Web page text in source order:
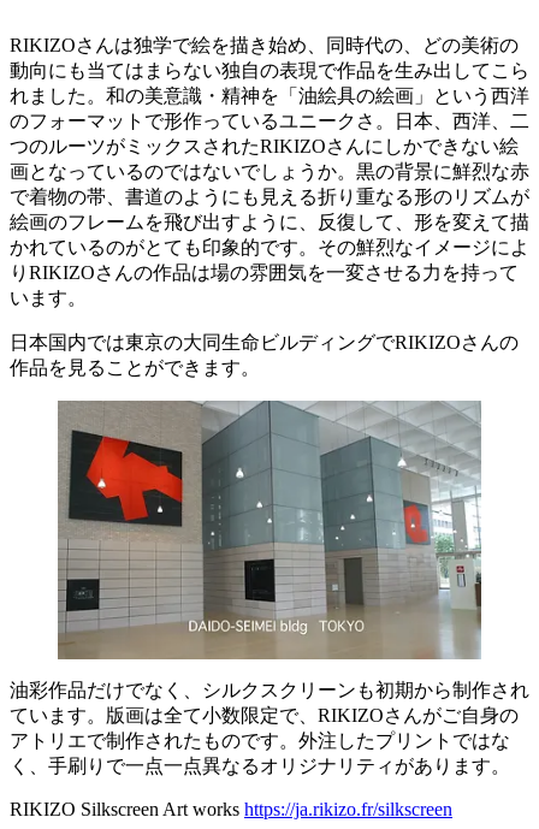
RIKIZOさんは独学で絵を描き始め、同時代の、どの美術の
動向にも当てはまらない独自の表現で作品を生み出してこら
れました。和の美意識・精神を「油絵具の絵画」という西洋
のフォーマットで形作っているユニークさ。日本、西洋、二
つのルーツがミックスされたRIKIZOさんにしかできない絵
画となっているのではないでしょうか。黒の背景に鮮烈な赤
で着物の帯、書道のようにも見える折り重なる形のリズムが
絵画のフレームを飛び出すように、反復して、形を変えて描
かれているのがとても印象的です。その鮮烈なイメージによ
りRIKIZOさんの作品は場の雰囲気を一変させる力を持って
います。
日本国内では東京の大同生命ビルディングでRIKIZOさんの
作品を見ることができます。
油彩作品だけでなく、シルクスクリーンも初期から制作され
ています。版画は全て小数限定で、RIKIZOさんがご自身の
アトリエで制作されたものです。外注したプリントではな
く、手刷りで一点一点異なるオリジナリティがあります。
RIKIZO Silkscreen Art works https://ja.rikizo.fr/silkscreen